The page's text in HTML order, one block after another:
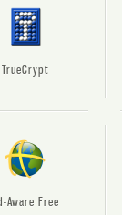
TrueCrypt
Aware Free